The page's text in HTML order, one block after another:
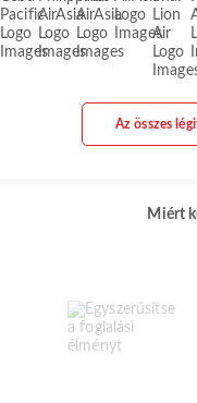
Az összes
Miért